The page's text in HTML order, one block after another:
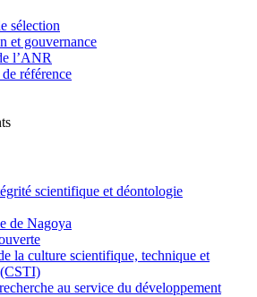
sélection
et gouvernance
l’ANR
référence
scientifique et déontologie
de Nagoya
la culture scientifique, technique et
au service du développement